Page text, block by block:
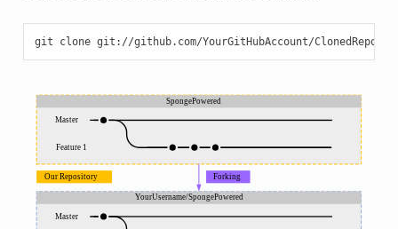
git clone